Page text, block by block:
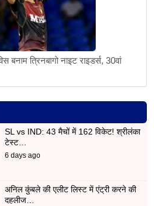
त्रिनबागो नाइट राइडर्स, 30वां
SL vs IND: 43 मैचों में 162 विकेट! श्रीलंका
टेस्ट…
6 days ago
अनिल कुंबले की एलीट लिस्ट में एंट्री करने की
दहलीज…